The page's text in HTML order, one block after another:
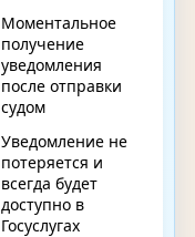
Моментальное
получение
уведомления
после отправки
судом
Уведомление не
потеряется и
всегда будет
доступно в
Госуслугах